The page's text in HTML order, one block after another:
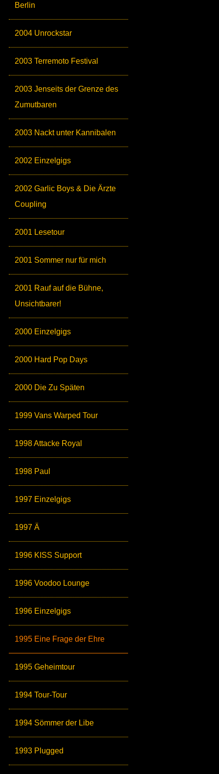
Berlin
2004 Unrockstar
2003 Terremoto Festival
2003 Jenseits der Grenze des
Zumutbaren
2003 Nackt unter Kannibalen
2002 Einzelgigs
2002 Garlic Boys & Die Ärzte
Coupling
2001 Lesetour
2001 Sommer nur für mich
2001 Rauf auf die Bühne,
Unsichtbarer!
2000 Einzelgigs
2000 Hard Pop Days
2000 Die Zu Späten
1999 Vans Warped Tour
1998 Attacke Royal
1998 Paul
1997 Einzelgigs
1997 Ä
1996 KISS Support
1996 Voodoo Lounge
1996 Einzelgigs
1995 Eine Frage der Ehre
1995 Geheimtour
1994 Tour-Tour
1994 Sömmer der Libe
1993 Plugged